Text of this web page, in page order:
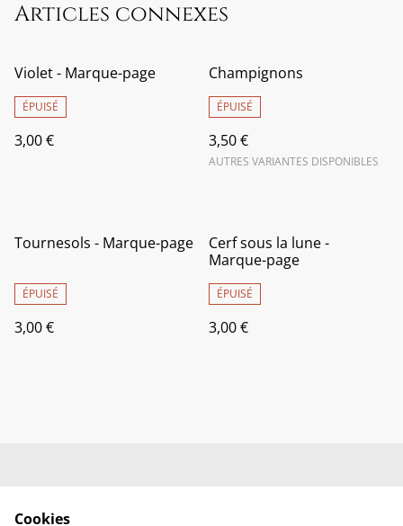
Articles connexes
Violet - Marque-page
ÉPUISÉ
3,00 €
Champignons
ÉPUISÉ
3,50 €
AUTRES VARIANTES DISPONIBLES
Tournesols - Marque-page
ÉPUISÉ
3,00 €
Cerf sous la lune -
Marque-page
ÉPUISÉ
3,00 €
Cookies